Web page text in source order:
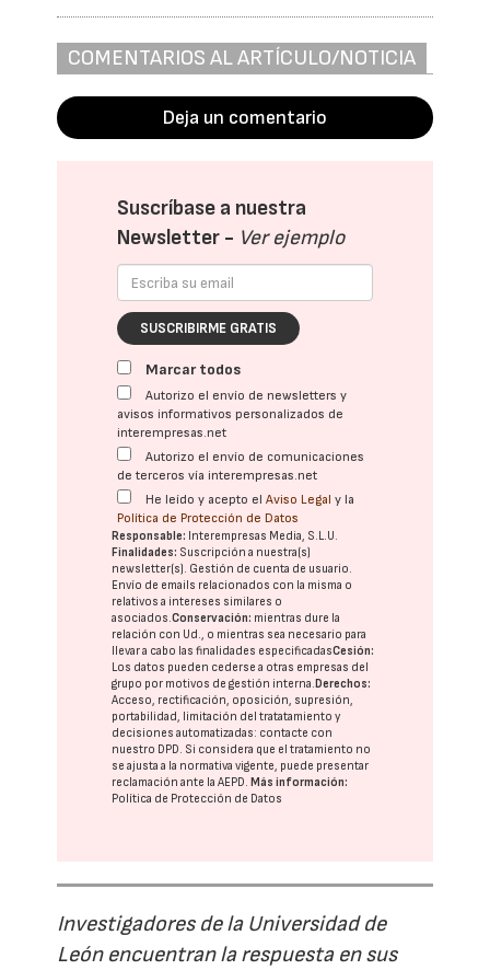
COMENTARIOS AL ARTÍCULO/NOTICIA
Deja un comentario
Suscríbase a nuestra
Newsletter - Ver ejemplo
SUSCRIBIRME GRATIS
Marcar todos
Autorizo el envío de newsletters y
avisos informativos personalizados de
interempresas.net
Autorizo el envío de comunicaciones
de terceros vía interempresas.net
He leído y acepto elAviso Legal y la
Política de Protección de Datos
Responsable: Interempresas Media, S.L.U.
Finalidades: Suscripción a nuestra(s)
newsletter(s). Gestión de cuenta de usuario.
Envío de emails relacionados con la misma o
relativos a intereses similares o
asociados.Conservación: mientras dure la
relación con Ud., o mientras sea necesario para
llevar a cabo las finalidades especificadasCesión:
Los datos pueden cederse a otras empresas del
grupo por motivos de gestión interna. Derechos:
Acceso, rectificación, oposición, supresión,
portabilidad, limitación del tratatamiento y
decisiones automatizadas: contacte con
nuestro DPD. Si considera que el tratamiento no
se ajusta a la normativa vigente, puede presentar
reclamación ante laAEPD. Más información:
Política de Protección de Datos
Investigadores de la Universidad de
León encuentran la respuesta en sus